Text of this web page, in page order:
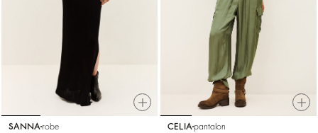
SANNA robe
CELIA pantalon